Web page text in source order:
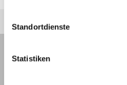
Standortdienste
Statistiken